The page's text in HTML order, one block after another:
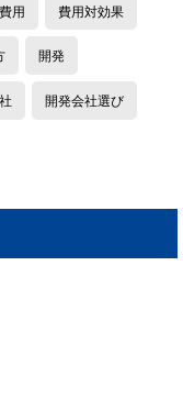
費用 費用対効果
開発
開発会社選び